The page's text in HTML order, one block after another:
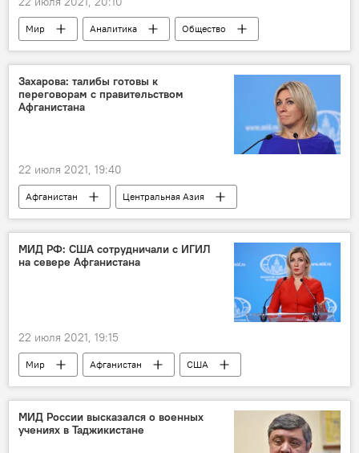
Мир Аналитика
Общество
Китай
Наука и технологии
Колумнисты
Захарова: талибы готовы к
переговорам с правительством
Афганистана
22 июля 2021, 19:40
Афганистан
Центральная Азия
талибы
Россия
МИД РФ: США сотрудничали с ИГИЛ
на севере Афганистана
22 июля 2021, 19:15
Мир Афганистан
США
ИГИЛ
МИД России высказался о военных
учениях в Таджикистане